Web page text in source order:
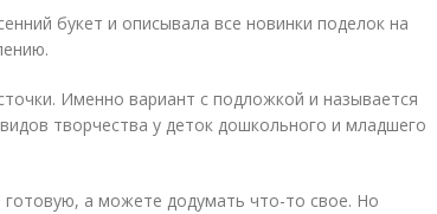
букет и описывала все новинки поделок на
Именно вариант с подложкой и называется
творчества у деток дошкольного и младшего
а можете додумать что-то свое. Но